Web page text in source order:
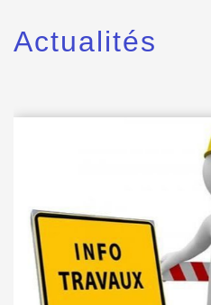
Actualités